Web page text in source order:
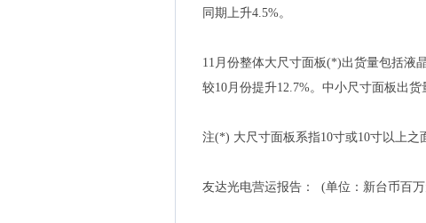
同期上升4.5%。
11月份整体大尺寸面板(*)出货量包括液
较10月份提升12.7%。中小尺寸面板出货
注(*) 大尺寸面板系指10寸或10寸以上之
友达光电营运报告： (单位：新台币百